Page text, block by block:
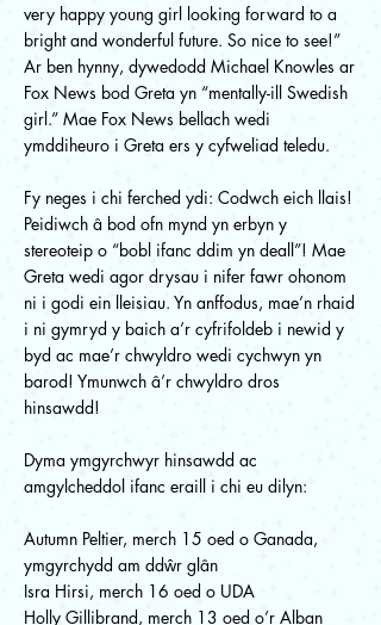
very happy young girl looking forward to a
bright and wonderful future. So nice to see!”
Ar ben hynny, dywedodd Michael Knowles ar
Fox News bod Greta yn “mentally-ill Swedish
girl.” Mae Fox News bellach wedi
ymddiheuro i Greta ers y cyfweliad teledu.
Fy neges i chi ferched ydi: Codwch eich llais!
Peidiwch â bod ofn mynd yn erbyn y
stereoteip o “bobl ifanc ddim yn deall”! Mae
Greta wedi agor drysau i nifer fawr ohonom
ni i godi ein lleisiau. Yn anffodus, mae’n rhaid
i ni gymryd y baich a’r cyfrifoldeb i newid y
byd ac mae’r chwyldro wedi cychwyn yn
barod! Ymunwch â’r chwyldro dros
hinsawdd!
Dyma ymgyrchwyr hinsawdd ac
amgylcheddol ifanc eraill i chi eu dilyn:
Autumn Peltier, merch 15 oed o Ganada,
ymgyrchydd am ddŵr glân
Isra Hirsi, merch 16 oed o UDA
Holly Gillibrand, merch 13 oed o’r Alban